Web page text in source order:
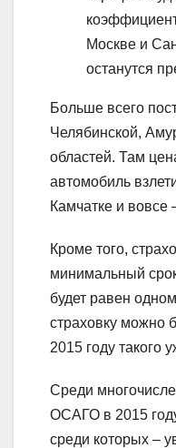
Москве и
останутся
Больше всего
Челябинской,
областей. Там
автомобиль
Камчатке и вовсе
Кроме того,
минимальный
будет равен
страховку можно
2015 году такого
Среди
ОСАГО в 2015
среди которых –